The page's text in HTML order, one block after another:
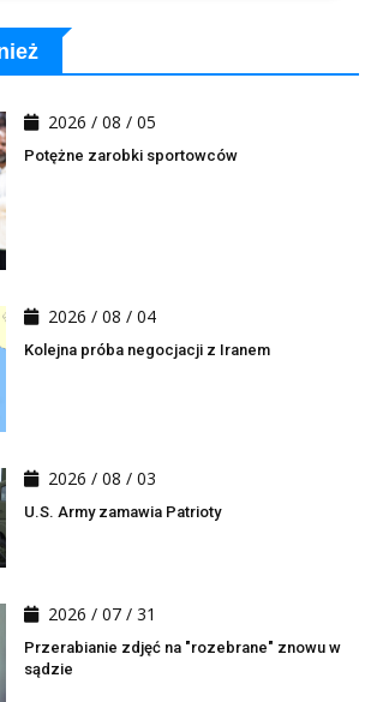
2026 / 08 / 05
Potężne zarobki sportowców
2026 / 08 / 04
Kolejna próba negocjacji z Iranem
2026 / 08 / 03
U.S. Army zamawia Patrioty
2026 / 07 / 31
Przerabianie zdjęć na "rozebrane" znowu w
sądzie